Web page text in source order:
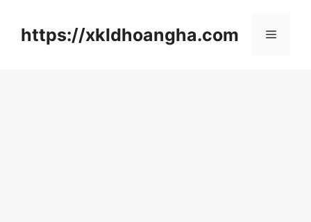
https://xkldhoangha.com 메